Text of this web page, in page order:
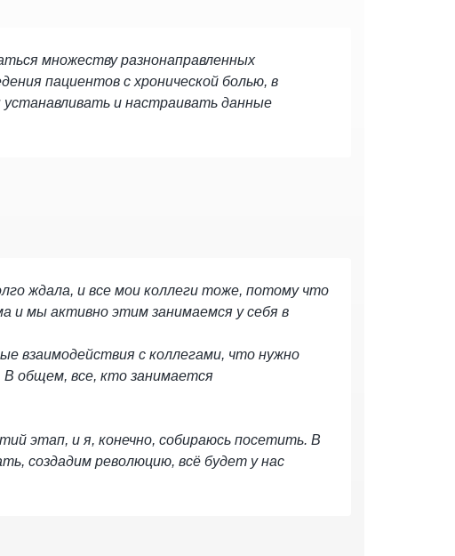
множеству разнонаправленных
пациентов с хронической болью, в
и настраивать данные
ждала, и все мои коллеги тоже, потому что
и мы активно этим занимаемся у себя в
взаимодействия с коллегами, что нужно
В общем, все, кто занимается
этап, и я, конечно, собираюсь посетить. В
создадим революцию, всё будет у нас